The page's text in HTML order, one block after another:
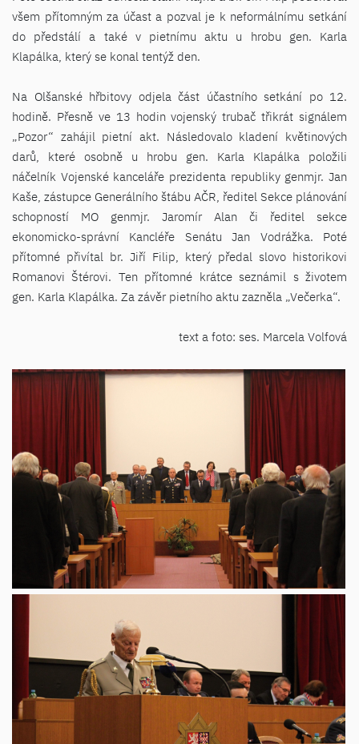
všem přítomným za účast a pozval je k neformálnímu setkání
do předstálí a také v pietnímu aktu u hrobu gen. Karla
Klapálka, který se konal tentýž den.
Na Olšanské hřbitovy odjela část účastního setkání po 12.
hodině. Přesně ve 13 hodin vojenský trubač třikrát signálem
„Pozor“ zahájil pietní akt. Následovalo kladení květinových
darů, které osobně u hrobu gen. Karla Klapálka položili
náčelník Vojenské kanceláře prezidenta republiky genmjr. Jan
Kaše, zástupce Generálního štábu AČR, ředitel Sekce plánování
schopností MO genmjr. Jaromír Alan či ředitel sekce
ekonomicko-správní Kancléře Senátu Jan Vodrážka. Poté
přítomné přivítal br. Jiří Filip, který předal slovo historikovi
Romanovi Štérovi. Ten přítomné krátce seznámil s životem
gen. Karla Klapálka. Za závěr pietního aktu zazněla „Večerka“.
text a foto: ses. Marcela Volfová